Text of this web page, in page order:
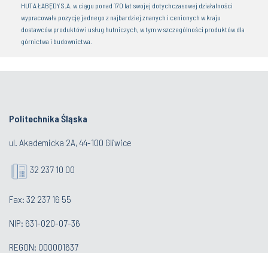
HUTA ŁABĘDY S.A. w ciągu ponad 170 lat swojej dotychczasowej działalności
wypracowała pozycję jednego z najbardziej znanych i cenionych w kraju
dostawców produktów i usług hutniczych, w tym w szczególności produktów dla
górnictwa i budownictwa.
Politechnika Śląska
ul. Akademicka 2A, 44-100 Gliwice
32 237 10 00
Fax: 32 237 16 55
NIP: 631-020-07-36
REGON: 000001637